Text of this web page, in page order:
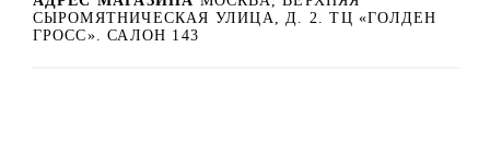
СЫРОМЯТНИЧЕСКАЯ УЛИЦА, Д. 2. ТЦ «ГОЛДЕН
ГРОСС». САЛОН 143